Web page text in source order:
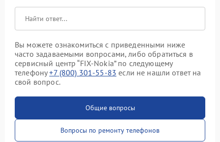
Вы можете ознакомиться с приведенными ниже
часто задаваемыми вопросами, либо обратиться в
сервисный центр “FIX-Nokia” по следующему
телефону+7 (800) 301-55-83 если не нашли ответ на
свой вопрос.
Общие вопросы
Вопросы по ремонту телефонов